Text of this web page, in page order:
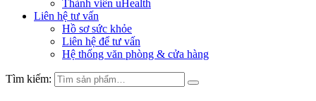
Thành viên uHealth
Liên hệ tư vấn
Hồ sơ sức khỏe
Liên hệ để tư vấn
Hệ thống văn phòng & cửa hàng
Tìm kiếm: